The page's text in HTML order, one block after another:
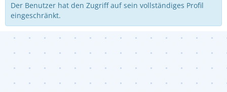
Der Benutzer hat den Zugriff auf sein vollständiges Profil
eingeschränkt.